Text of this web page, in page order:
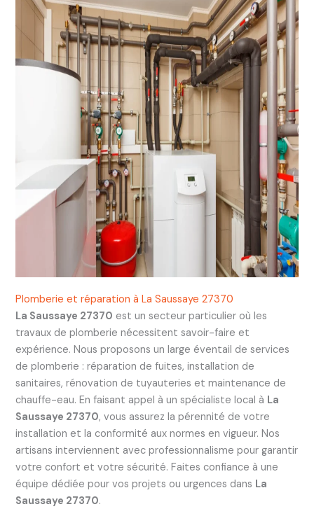
Plomberie et réparation à La Saussaye 27370
La Saussaye 27370 est un secteur particulier où les
travaux de plomberie nécessitent savoir-faire et
expérience. Nous proposons un large éventail de services
de plomberie : réparation de fuites, installation de
sanitaires, rénovation de tuyauteries et maintenance de
chauffe-eau. En faisant appel à un spécialiste local à La
Saussaye 27370, vous assurez la pérennité de votre
installation et la conformité aux normes en vigueur. Nos
artisans interviennent avec professionnalisme pour garantir
votre confort et votre sécurité. Faites confiance à une
équipe dédiée pour vos projets ou urgences dans La
Saussaye 27370.